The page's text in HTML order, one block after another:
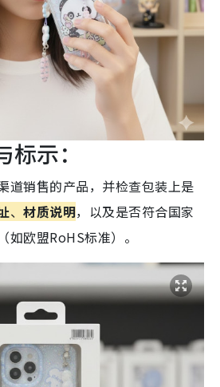
示：
道销售的产品，并检查包装上是
、材质说明，以及是否符合国家
欧盟RoHS标准）。